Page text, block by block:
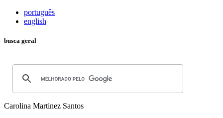
português
english
busca geral
Carolina Martinez Santos